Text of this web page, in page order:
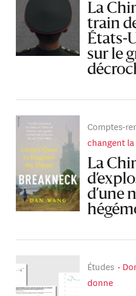
La
train
États-
sur le
Comptes-
changent
La
d’une
Études
donne